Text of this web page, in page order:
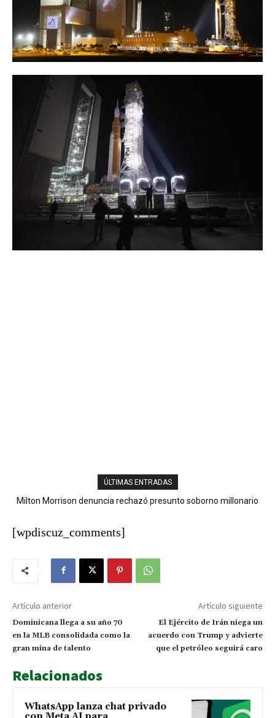
ÚLTIMAS ENTRADAS
Milton Morrison denuncia rechazó presunto soborno millonario
Autobús con explosivos es desactivado en zona cercana donde
[wpdiscuz_comments]
Artículo anterior
Dominicana llega a su año 70
en la MLB consolidada como la
gran mina de talento
Artículo siguiente
El Ejército de Irán niega un
acuerdo con Trump y advierte
que el petróleo seguirá caro
Relacionados
WhatsApp lanza chat privado